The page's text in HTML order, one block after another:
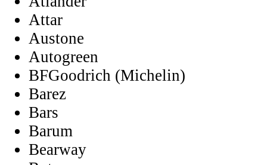
Attar
Austone
Autogreen
BFGoodrich (Michelin)
Barez
Bars
Barum
Bearway